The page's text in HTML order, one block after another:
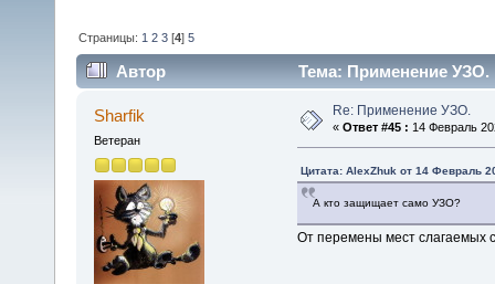
Страницы: 1 2 3 [4]5
Автор Тема: Применение УЗО.
Sharfik
Ветеран
Re: Применение УЗО.
« Ответ #45 : 14 Февраль
Цитата: AlexZhuk от 14 Февраль
А кто защищает само УЗО?
От перемены мест слагаемых